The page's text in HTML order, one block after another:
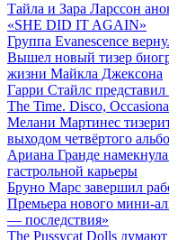
Тайла и Зара Ларссон
«SHE DID IT AGAIN»
Группа Evanescence
Вышел новый тизер
жизни Майкла Джексона
Гарри Стайлс
The Time. Disco,
Мелани Мартинес
выходом четвёртого
Ариана Гранде
гастрольной карьеры
Бруно Марс завершил
Премьера нового мини-
— последствия»
The Pussycat Dolls